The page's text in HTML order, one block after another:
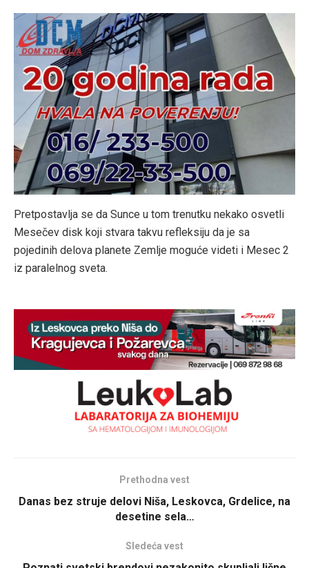
Pretpostavlja se da Sunce u tom trenutku nekako osvetli
Mesečev disk koji stvara takvu refleksiju da je sa
pojedinih delova planete Zemlje moguće videti i Mesec 2
iz paralelnog sveta.
Prethodna vest
Danas bez struje delovi Niša, Leskovca, Grdelice, na
desetine sela…
Sledeća vest